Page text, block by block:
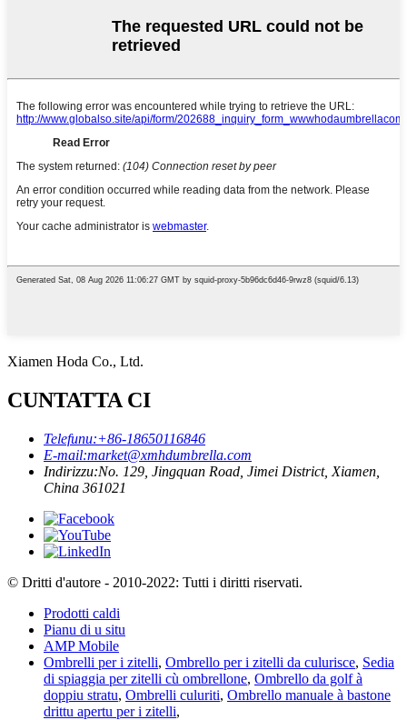
Xiamen Hoda Co., Ltd.
CUNTATTA CI
Telefunu:+86-18650116846
E-mail:market@xmhdumbrella.com
Indirizzu:No. 129, Jingquan Road, Jimei District, Xiamen,
China 361021
© Dritti d'autore - 2010-2022: Tutti i diritti riservati.
Prodotti caldi
Pianu di u situ
AMP Mobile
Ombrelli per i zitelli, Ombrello per i zitelli da culurisce, Sedia
di spiaggia per zitelli cù ombrellone, Ombrello da golf à
doppiu stratu, Ombrelli culuriti, Ombrello manuale à bastone
drittu apertu per i zitelli,